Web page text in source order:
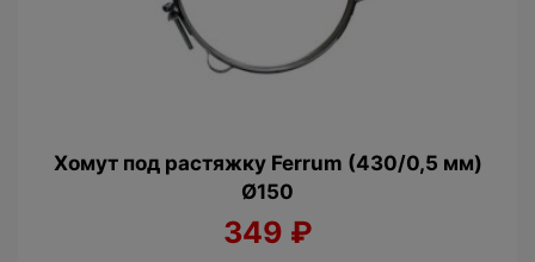
Хомут под растяжку Ferrum (430/0,5 мм)
Ø150
349 ₽